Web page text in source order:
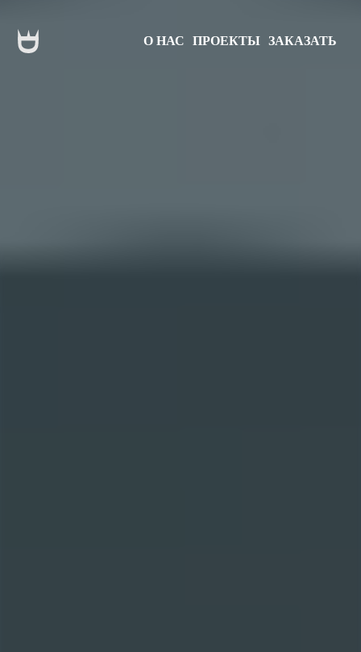
О НАС ПРОЕКТЫ ЗАКАЗАТЬ